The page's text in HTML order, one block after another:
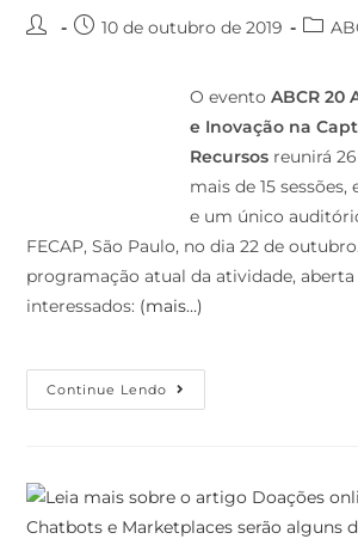
10 de outubro de 2019
O eventoABCR 20
e Inovação na
Recursos reunirá
mais de 15
e um único
FECAP, São Paulo, no dia 22 de
programação atual da atividade,
interessados: (mais…)
Continue Lendo